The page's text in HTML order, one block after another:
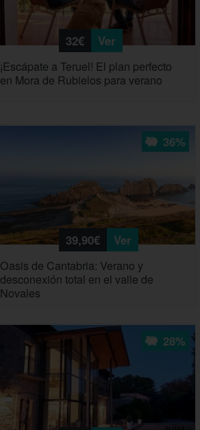
32€ Ver
¡Escápate a Teruel! El plan perfecto
en Mora de Rubielos para verano
36%
39,90€ Ver
Oasis de Cantabria: Verano y
desconexión total en el valle de
Novales
28%